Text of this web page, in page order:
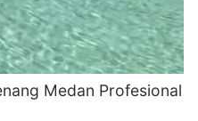
Medan Profesional